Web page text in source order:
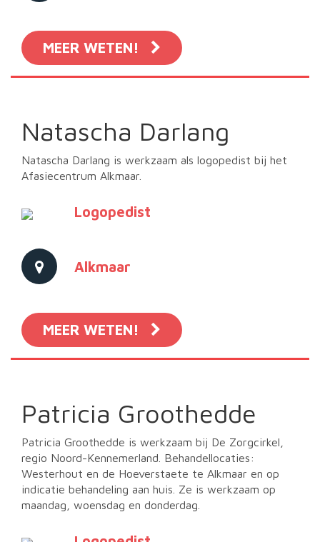
MEER WETEN!
Natascha Darlang
Natascha Darlang is werkzaam als logopedist bij het
Afasiecentrum Alkmaar.
Logopedist
Alkmaar
MEER WETEN!
Patricia Groothedde
Patricia Groothedde is werkzaam bij De Zorgcirkel,
regio Noord-Kennemerland. Behandellocaties:
Westerhout en de Hoeverstaete te Alkmaar en op
indicatie behandeling aan huis. Ze is werkzaam op
maandag, woensdag en donderdag.